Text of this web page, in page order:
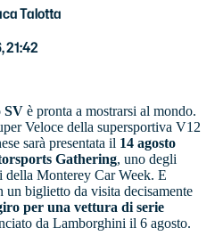
Talotta
21:42
SV è pronta a mostrarsi al mondo.
Veloce della supersportiva V12
sarà presentata il 14 agosto
Gathering, uno degli
della Monterey Car Week. E
biglietto da visita decisamente
per una vettura di serie
da Lamborghini il 6 agosto.